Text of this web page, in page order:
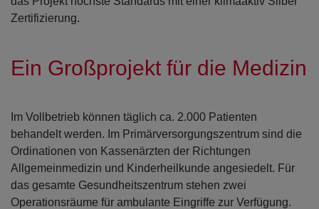
Zertifizierung.
Ein Großprojekt für die Medizin
Im Vollbetrieb können täglich ca. 2.000 Patienten
behandelt werden. Im Primärversorgungszentrum sind die
Ordinationen von Kassenärzten der Richtungen
Allgemeinmedizin und Kinderheilkunde angesiedelt. Für
das gesamte Gesundheitszentrum stehen zwei
Operationsräume für ambulante Eingriffe zur Verfügung.